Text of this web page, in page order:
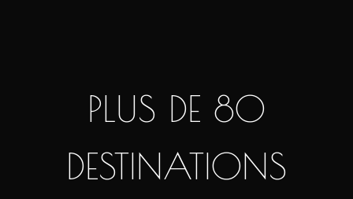
PLUS DE 80
DESTINATIONS